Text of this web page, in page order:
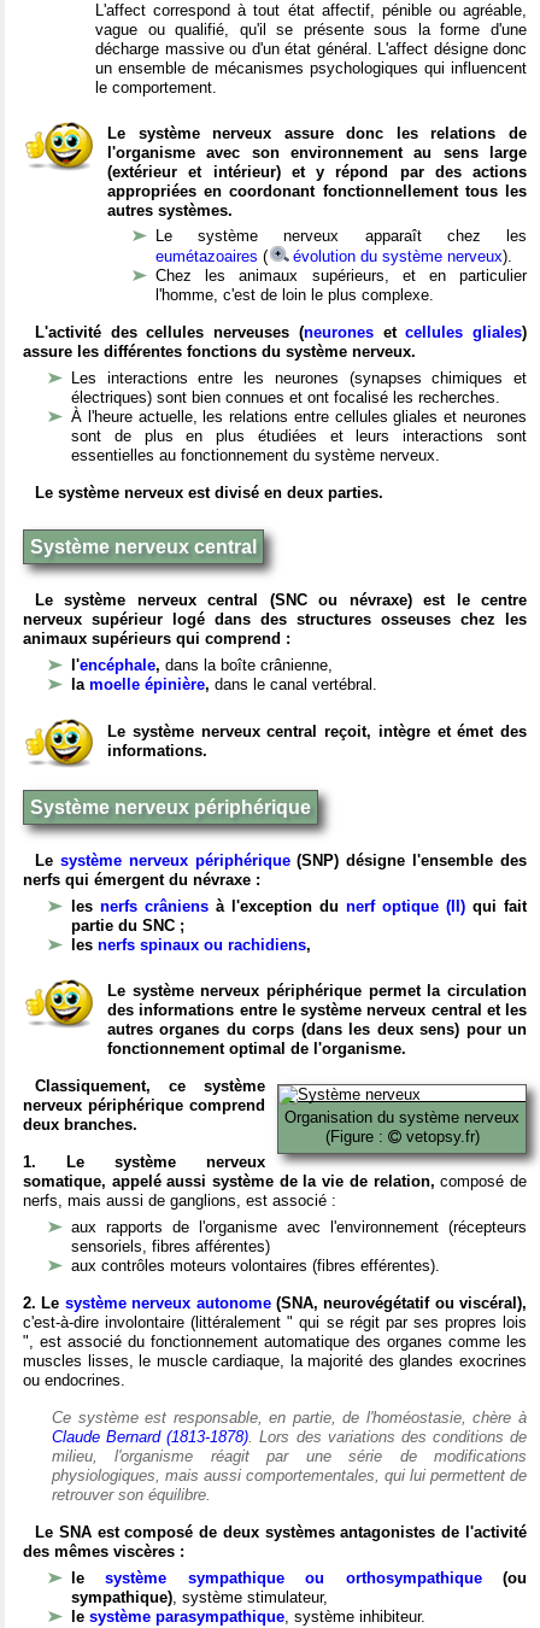
L'affect correspond à tout état affectif, pénible ou agréable,
vague ou qualifié, qu'il se présente sous la forme d'une
décharge massive ou d'un état général. L'affect désigne donc
un ensemble de mécanismes psychologiques qui influencent
le comportement.
Le système nerveux assure donc les relations de
l'organisme avec son environnement au sens large
(extérieur et intérieur) et y répond par des actions
appropriées en coordonant fonctionnellement tous les
autres systèmes.
Le système nerveux apparaît chez les
eumétazoaires ( évolution du système nerveux).
Chez les animaux supérieurs, et en particulier
l'homme, c'est de loin le plus complexe.
L'activité des cellules nerveuses (neuronesetcellules gliales)
assure les différentes fonctions du système nerveux.
Les interactions entre les neurones (synapses chimiques et
électriques) sont bien connues et ont focalisé les recherches.
À l'heure actuelle, les relations entre cellules gliales et neurones
sont de plus en plus étudiées et leurs interactions sont
essentielles au fonctionnement du système nerveux.
Le système nerveux est divisé en deux parties.
Système nerveux central
Le système nerveux central (SNC ou névraxe) est le centre
nerveux supérieur logé dans des structures osseuses chez les
animaux supérieurs qui comprend :
l'encéphale, dans la boîte crânienne,
la moelle épinière, dans le canal vertébral.
Le système nerveux central reçoit, intègre et émet des
informations.
Système nerveux périphérique
Le système nerveux périphérique(SNP) désigne l'ensemble des
nerfs qui émergent du névraxe :
les nerfs crâniens à l'exception du nerf optique (II) qui fait
partie du SNC ;
les nerfs spinaux ou rachidiens,
Le système nerveux périphérique permet la circulation
des informations entre le système nerveux central et les
autres organes du corps (dans les deux sens) pour un
fonctionnement optimal de l'organisme.
Organisation du système nerveux
(Figure :
vetopsy.fr)
Classiquement, ce système
nerveux périphérique comprend
deux branches.
1. Le système nerveux
somatique, appelé aussi système de la vie de relation, composé de
nerfs, mais aussi de ganglions, est associé :
aux rapports de l'organisme avec l'environnement (récepteurs
sensoriels, fibres afférentes)
aux contrôles moteurs volontaires (fibres efférentes).
2. Le système nerveux autonome(SNA, neurovégétatif ou viscéral),
c'est-à-dire involontaire (littéralement " qui se régit par ses propres lois
", est associé du fonctionnement automatique des organes comme les
muscles lisses, le muscle cardiaque, la majorité des glandes exocrines
ou endocrines.
Ce système est responsable, en partie, de l'homéostasie, chère à
Claude Bernard (1813-1878). Lors des variations des conditions de
milieu, l'organisme réagit par une série de modifications
physiologiques, mais aussi comportementales, qui lui permettent de
retrouver son équilibre.
Le SNA est composé de deux systèmes antagonistes de l'activité
des mêmes viscères :
lesystème sympathique ou orthosympathique(ou
sympathique), système stimulateur,
le système parasympathique, système inhibiteur.